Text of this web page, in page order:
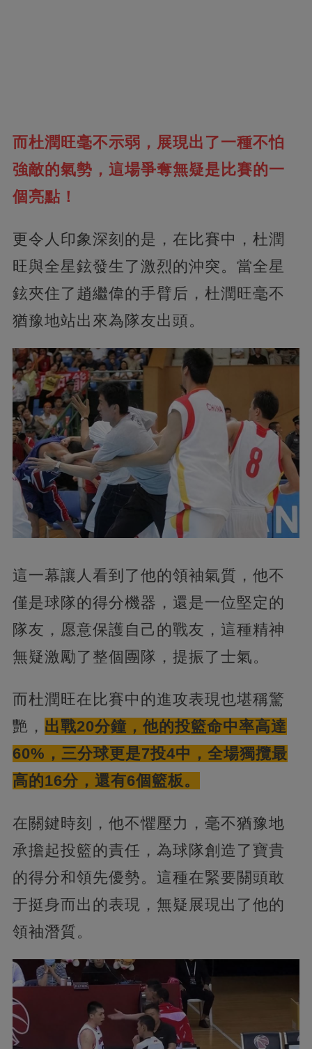
而杜潤旺毫不示弱，展現出了一種不怕
強敵的氣勢，這場爭奪無疑是比賽的一
個亮點！
更令人印象深刻的是，在比賽中，杜潤
旺與全星鉉發生了激烈的沖突。當全星
鉉夾住了趙繼偉的手臂后，杜潤旺毫不
猶豫地站出來為隊友出頭。
這一幕讓人看到了他的領袖氣質，他不
僅是球隊的得分機器，還是一位堅定的
隊友，愿意保護自己的戰友，這種精神
無疑激勵了整個團隊，提振了士氣。
而杜潤旺在比賽中的進攻表現也堪稱驚
艷， 出戰20分鐘，他的投籃命中率高達
60%，三分球更是7投4中，全場獨攬最
高的16分，還有6個籃板。
在關鍵時刻，他不懼壓力，毫不猶豫地
承擔起投籃的責任，為球隊創造了寶貴
的得分和領先優勢。這種在緊要關頭敢
于挺身而出的表現，無疑展現出了他的
領袖潛質。